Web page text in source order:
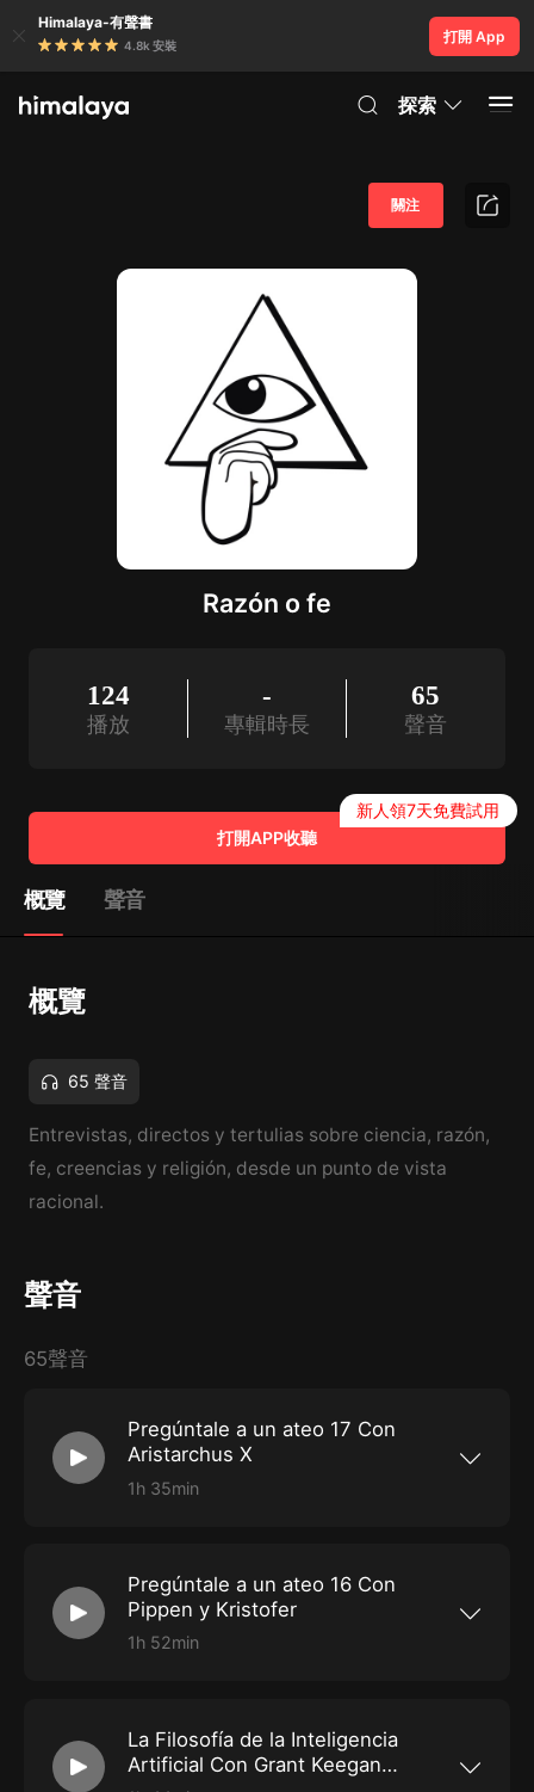
Himalaya-有聲書
4.8k 安裝
打開 App
探索
Razón o fe
關注
124
播放
-
專輯時長
65
聲音
打開APP收聽
新人領7天免費試用
概覽 聲音
概覽
65 聲音
Entrevistas, directos y tertulias sobre ciencia, razón,
fe, creencias y religión, desde un punto de vista
racional.
聲音
65聲音
Pregúntale a un ateo 17 Con
Aristarchus X
1h 35min
Pregúntale a un ateo 16 Con
Pippen y Kristofer
1h 52min
La Filosofía de la Inteligencia
Artificial Con Grant Keegan